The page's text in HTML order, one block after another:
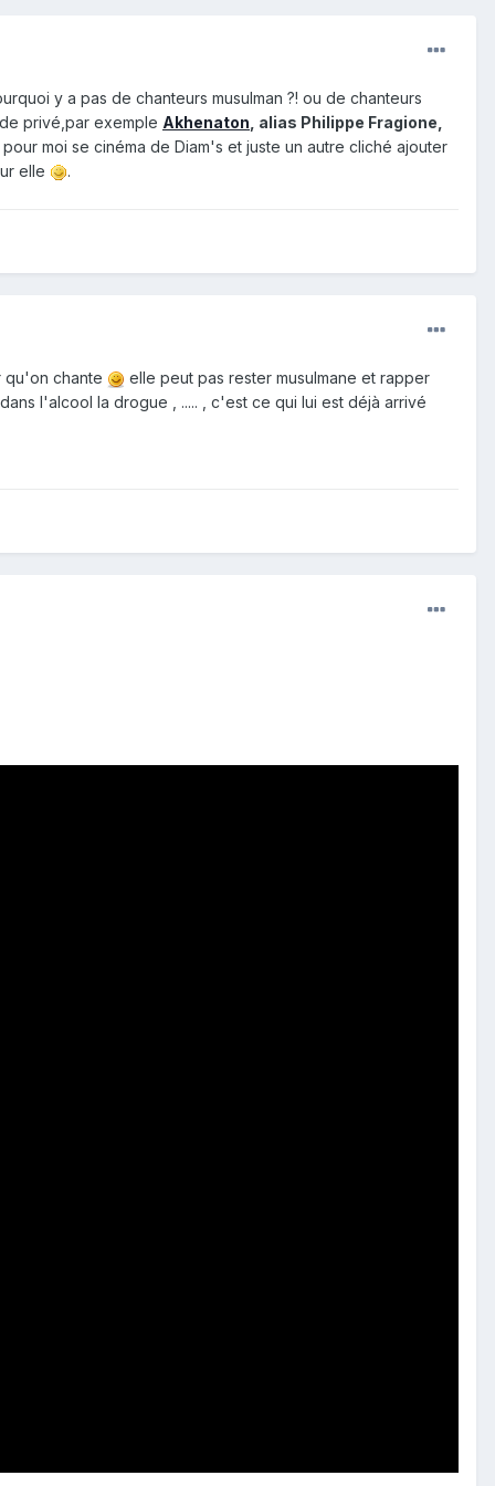
y a pas de chanteurs musulman ?! ou de chanteurs
privé,par exemple Akhenaton , alias Philippe Fragione,
moi se cinéma de Diam's et juste un autre cliché ajouter
elle
.
qu'on chante
elle peut pas rester musulmane et rapper
l'alcool la drogue , ..... , c'est ce qui lui est déjà arrivé